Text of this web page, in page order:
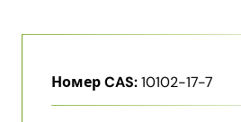
Номер CAS:10102-17-7